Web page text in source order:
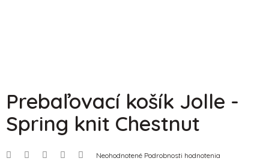
Prebaľovací košík Jolle -
Spring knit Chestnut
Priemerné
Neohodnotené Podrobnosti hodnotenia